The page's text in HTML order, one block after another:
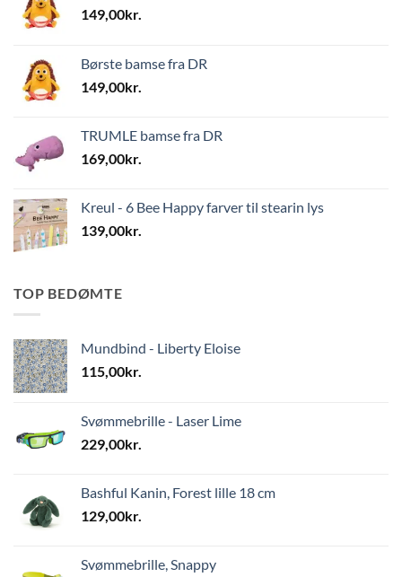
149,00kr.
Børste bamse fra DR
149,00kr.
TRUMLE bamse fra DR
169,00kr.
Kreul - 6 Bee Happy farver til stearin lys
139,00kr.
TOP BEDØMTE
Mundbind - Liberty Eloise
115,00kr.
Svømmebrille - Laser Lime
229,00kr.
Bashful Kanin, Forest lille 18 cm
129,00kr.
Svømmebrille, Snappy